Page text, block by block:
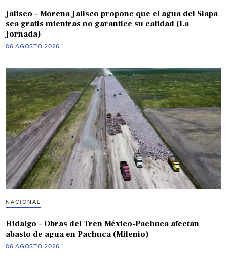
Jalisco – Morena Jalisco propone que el agua del Siapa
sea gratis mientras no garantice su calidad (La
Jornada)
06 AGOSTO 2026
NACIONAL
Hidalgo – Obras del Tren México-Pachuca afectan
abasto de agua en Pachuca (Milenio)
06 AGOSTO 2026